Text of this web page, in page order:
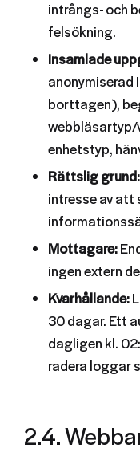
intrångs- och
felsökning.
Insamlade
borttagen),
webbläsartyp/
enhetstyp,
Rättslig grund:
intresse av att
Mottagare:
ingen extern
Kvarhållande:
30 dagar. Ett
dagligen kl.
radera loggar
2.4.